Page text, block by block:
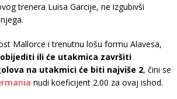
trenera Luisa Garcije, ne izgubivši
Mallorce i trenutnu lošu formu Alavesa,
ili će utakmica završiti
na utakmici će biti najviše 2, čini se
nudi koeficijent 2.00 za ovaj ishod.